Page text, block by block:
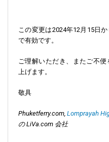
この変更は2024年12月15日
で有効です。
ご理解いただき、またご不
上げます。
敬具
Phuketferry.com, Lomprayah
の LiVa.com 会社